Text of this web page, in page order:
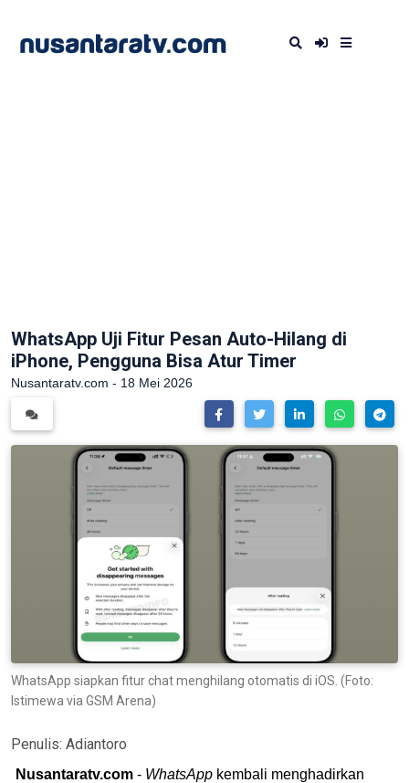
WhatsApp Uji Fitur Pesan Auto-Hilang di
iPhone, Pengguna Bisa Atur Timer
Nusantaratv.com - 18 Mei 2026
WhatsApp siapkan fitur chat menghilang otomatis di iOS. (Foto:
Istimewa via GSM Arena)
Penulis: Adiantoro
Nusantaratv.com - WhatsApp kembali menghadirkan